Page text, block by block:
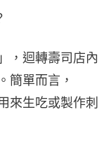
，迴轉壽司店內
簡單而言，
來生吃或製作刺